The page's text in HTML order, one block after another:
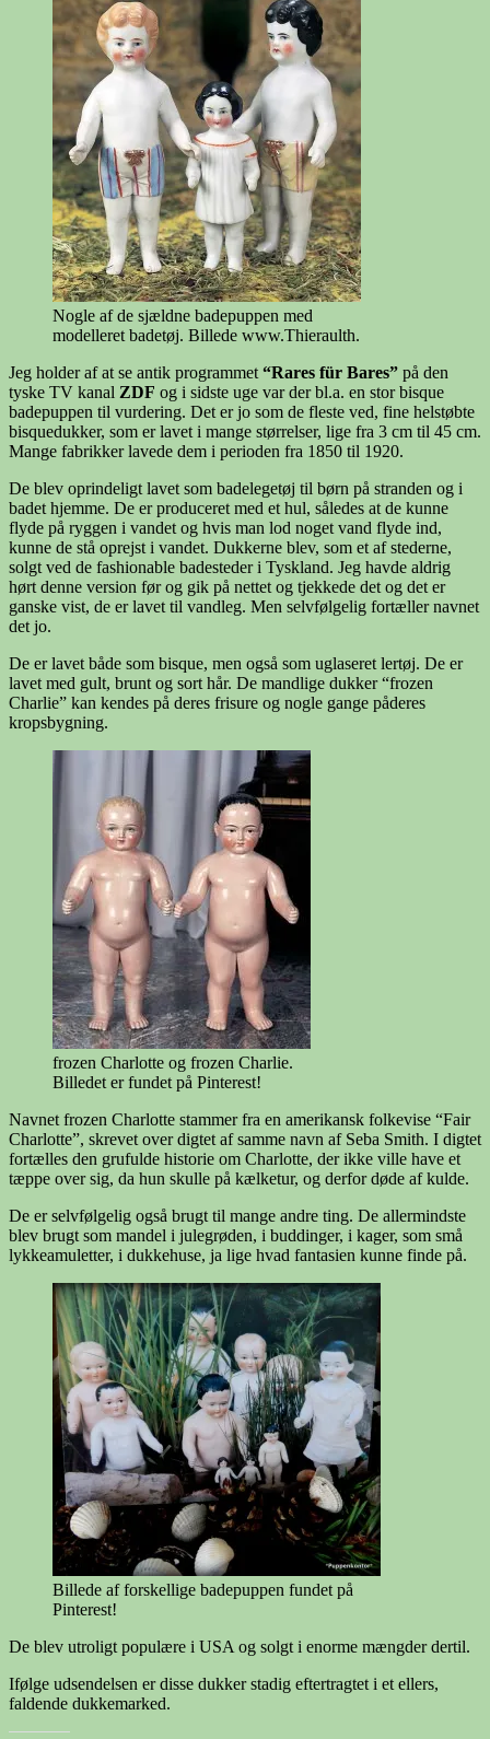
Nogle af de sjældne badepuppen med
modelleret badetøj. Billede www.Thieraulth.
Jeg holder af at se antik programmet “Rares für Bares” på den
tyske TV kanal ZDF og i sidste uge var der bl.a. en stor bisque
badepuppen til vurdering. Det er jo som de fleste ved, fine helstøbte
bisquedukker, som er lavet i mange størrelser, lige fra 3 cm til 45 cm.
Mange fabrikker lavede dem i perioden fra 1850 til 1920.
De blev oprindeligt lavet som badelegetøj til børn på stranden og i
badet hjemme. De er produceret med et hul, således at de kunne
flyde på ryggen i vandet og hvis man lod noget vand flyde ind,
kunne de stå oprejst i vandet. Dukkerne blev, som et af stederne,
solgt ved de fashionable badesteder i Tyskland. Jeg havde aldrig
hørt denne version før og gik på nettet og tjekkede det og det er
ganske vist, de er lavet til vandleg. Men selvfølgelig fortæller navnet
det jo.
De er lavet både som bisque, men også som uglaseret lertøj. De er
lavet med gult, brunt og sort hår. De mandlige dukker “frozen
Charlie” kan kendes på deres frisure og nogle gange påderes
kropsbygning.
frozen Charlotte og frozen Charlie.
Billedet er fundet på Pinterest!
Navnet frozen Charlotte stammer fra en amerikansk folkevise “Fair
Charlotte”, skrevet over digtet af samme navn af Seba Smith. I digtet
fortælles den grufulde historie om Charlotte, der ikke ville have et
tæppe over sig, da hun skulle på kælketur, og derfor døde af kulde.
De er selvfølgelig også brugt til mange andre ting. De allermindste
blev brugt som mandel i julegrøden, i buddinger, i kager, som små
lykkeamuletter, i dukkehuse, ja lige hvad fantasien kunne finde på.
Billede af forskellige badepuppen fundet på
Pinterest!
De blev utroligt populære i USA og solgt i enorme mængder dertil.
Ifølge udsendelsen er disse dukker stadig eftertragtet i et ellers,
faldende dukkemarked.